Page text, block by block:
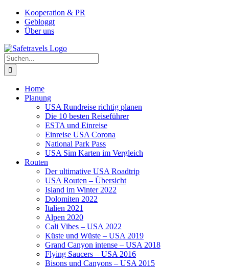
Zum
Inhalt
springen
Facebook
Instagram
YouTube
PinterestKooperation & PR
Gebloggt
Über uns
Suche
nach:
Home
Planung
USA Rundreise richtig planen
Die 10 besten Reiseführer
ESTA und Einreise
Einreise USA Corona
National Park Pass
USA Sim Karten im Vergleich
Routen
Der ultimative USA Roadtrip
USA Routen – Übersicht
Island im Winter 2022
Dolomiten 2022
Italien 2021
Alpen 2020
Cali Vibes – USA 2022
Küste und Wüste – USA 2019
Grand Canyon intense – USA 2018
Flying Saucers – USA 2016
Bisons und Canyons – USA 2015